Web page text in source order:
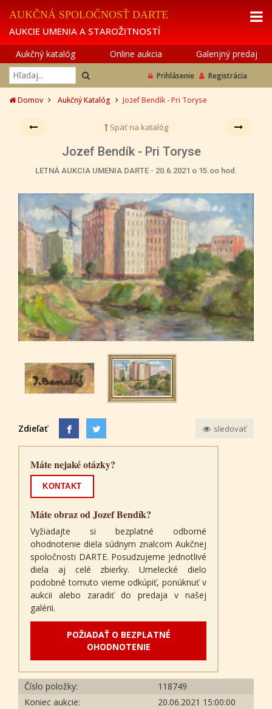
AUKČNÁ SPOLOČNOSŤ DARTE
AUKCIE UMENIA A STAROŽITNOSTÍ
Aukčný katalóg Online aukcia Galerijný predaj
Prihlásenie Registrácia
Domov Aukčný Katalóg Jozef Bendík - Pri Toryse
Späť na katalóg
Jozef Bendík - Pri Toryse
LETNÁ AUKCIA UMENIA DARTE - 20.6.2021 o 15.oo hod.
Zdieľať sledovať
Máte nejaké otázky?
KONTAKT
Máte obraz od Jozef Bendík?
Vyžiadajte si bezplatné odborné
ohodnotenie diela súdnym znalcom Aukčnej
spoločnosti DARTE. Posudzujeme jednotlivé
diela aj celé zbierky. Umelecké dielo
podobné tomuto vieme odkúpiť, ponúknuť v
aukcii alebo zaradiť do predaja v našej
galérii.
POŽIADAŤ O BEZPLATNÉ
OHODNOTENIE
Číslo položky:
118749
Koniec aukcie:
20.06.2021 15:00:00